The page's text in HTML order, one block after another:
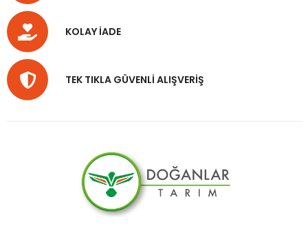
KOLAY İADE
TEK TIKLA GÜVENLİ ALIŞVERİŞ